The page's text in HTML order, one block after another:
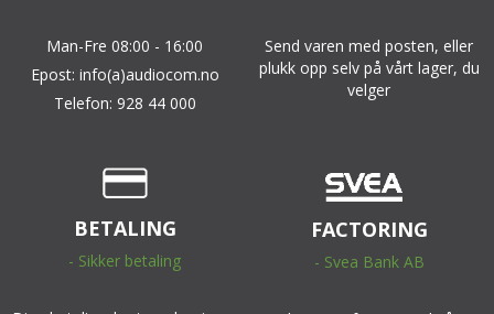
Man-Fre 08:00 - 16:00
Epost: info(a)audiocom.no
Telefon: 928 44 000
Send varen med posten, eller
plukk opp selv på vårt lager, du
velger
BETALING
- Sikker betaling
FACTORING
- Svea Bank AB